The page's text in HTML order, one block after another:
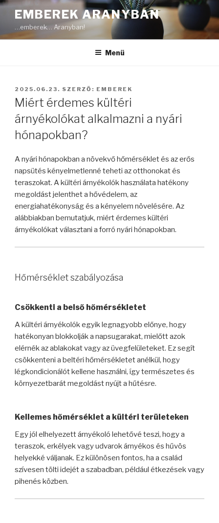
Tartalomhoz
EMBEREK ARANYBAN
…emberek… Aranyban!
Menü
BEKÜLDVE:
2025.06.23. SZERZŐ: EMBEREK
Miért érdemes kültéri
árnyékolókat alkalmazni a nyári
hónapokban?
A nyári hónapokban a növekvő hőmérséklet és az erős
napsütés kényelmetlenné teheti az otthonokat és
teraszokat. A kültéri árnyékolók használata hatékony
megoldást jelenthet a hővédelem, az
energiahatékonyság és a kényelem növelésére. Az
alábbiakban bemutatjuk, miért érdemes kültéri
árnyékolókat választani a forró nyári hónapokban.
Hőmérséklet szabályozása
Csökkenti a belső hőmérsékletet
A kültéri árnyékolók egyik legnagyobb előnye, hogy
hatékonyan blokkolják a napsugarakat, mielőtt azok
elérnék az ablakokat vagy az üvegfelületeket. Ez segít
csökkenteni a beltéri hőmérsékletet anélkül, hogy
légkondicionálót kellene használni, így természetes és
környezetbarát megoldást nyújt a hűtésre.
Kellemes hőmérséklet a kültéri területeken
Egy jól elhelyezett árnyékoló lehetővé teszi, hogy a
teraszok, erkélyek vagy udvarok árnyékos és hűvös
helyekké váljanak. Ez különösen fontos, ha a család
szívesen tölti idejét a szabadban, például étkezések vagy
pihenés közben.